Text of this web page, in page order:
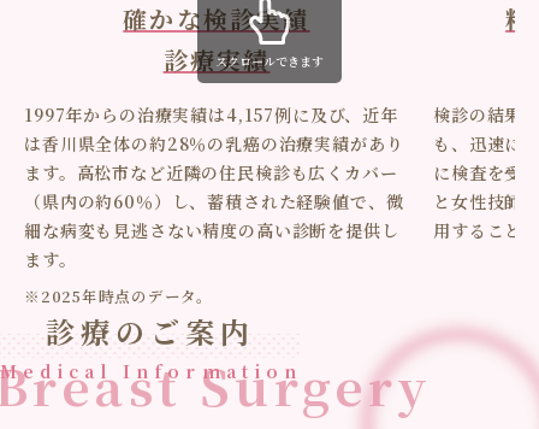
確かな検診実績
診療実績
1997年からの治療実績は4,157例に及び、近年
は香川県全体の約28％の乳癌の治療実績があり
ます。高松市など近隣の住民検診も広くカバー
（県内の約60％）し、蓄積された経験値で、微
細な病変も見逃さない精度の高い診断を提供し
ます。
※2025年時点のデータ。
精
検診の結果
も、迅速に
に検査を受
と女性技師
用すること
スクロールできます
診療のご案内
Medical InformationSurgery